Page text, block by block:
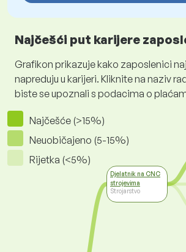
Najčešći put karijere
Grafikon prikazuje kako zaposlenici
napreduju u karijeri. Kliknite na naziv
biste se upoznali s podacima o
Najčešće (>15%)
Neuobičajeno (5-15%)
Rijetka (<5%)
Djelatnik na CNC
strojevima
Strojarstvo